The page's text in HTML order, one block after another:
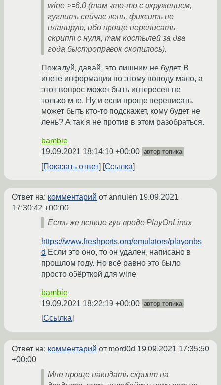
wine >=6.0 (там что-то с окружением,
гуглить сейчас лень, фиксить не
планирую, ибо проще переписать
скрипт с нуля, там костылей за два
года быстроправок скопилось).
Пожалуй, давай, это лишним не будет. В
инете информации по этому поводу мало, а
этот вопрос может быть интересен не
только мне. Ну и если проще переписать,
может быть кто-то подскажет, кому будет не
лень? А так я не против в этом разобраться.
bambie
19.09.2021 18:14:10 +00:00 автор топика
Показать ответ Ссылка
Ответ на: комментарий от annulen 19.09.2021
17:30:42 +00:00
Есть же всякие гуи вроде PlayOnLinux
https://www.freshports.org/emulators/playonbs
d Если это оно, то он удален, написано в
прошлом году. Но всё равно это было
просто обёрткой для wine
bambie
19.09.2021 18:22:19 +00:00 автор топика
Ссылка
Ответ на: комментарий от mord0d 19.09.2021 17:35:50
+00:00
Мне проще накидать скрипт на